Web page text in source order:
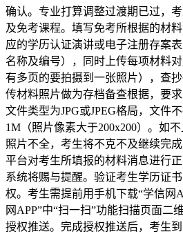
确认。专业打算调整过渡期已过，
及免考课程。填写免考所根据的材
应的学历认证演讲或电子注册存案
名称及编号），同时上传每项材料
有多页的要拍摄到一张照片），查
传材料照片做为存档备查根据，要
文件类型为JPG或JPEG格局，文件
1M（照片像素大于200x200）。如
照片不全，考生将不克不及继续完
平台对考生所填报的材料消息进行
系统将赐与提醒。验证考生学历证
权。考生需提前用手机下载“学信网
网APP”中“扫一扫”功能扫描页面二
授权推送。完成授权推送后，考生